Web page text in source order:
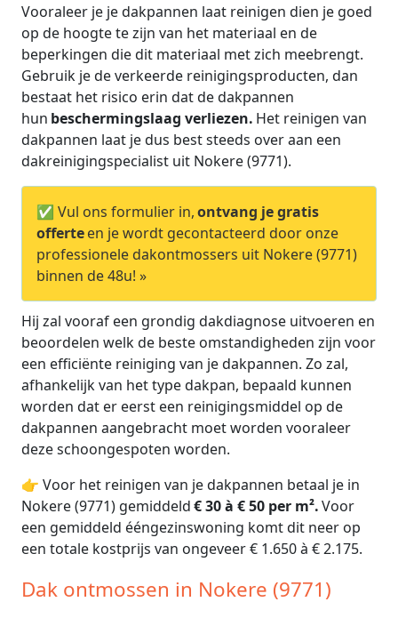
Vooraleer je je dakpannen laat reinigen dien je goed
op de hoogte te zijn van het materiaal en de
beperkingen die dit materiaal met zich meebrengt.
Gebruik je de verkeerde reinigingsproducten, dan
bestaat het risico erin dat de dakpannen
hun beschermingslaag verliezen. Het reinigen van
dakpannen laat je dus best steeds over aan een
dakreinigingspecialist uit Nokere (9771).
✅ Vul ons formulier in,ontvang je gratis
offerteen je wordt gecontacteerd door onze
professionele dakontmossers uit Nokere (9771)
binnen de 48u! »
Hij zal vooraf een grondig dakdiagnose uitvoeren en
beoordelen welk de beste omstandigheden zijn voor
een efficiënte reiniging van je dakpannen. Zo zal,
afhankelijk van het type dakpan, bepaald kunnen
worden dat er eerst een reinigingsmiddel op de
dakpannen aangebracht moet worden vooraleer
deze schoongespoten worden.
👉 Voor het reinigen van je dakpannen betaal je in
Nokere (9771) gemiddeld€ 30 à € 50 per m².Voor
een gemiddeld ééngezinswoning komt dit neer op
een totale kostprijs van ongeveer € 1.650 à € 2.175.
Dak ontmossen in Nokere (9771)